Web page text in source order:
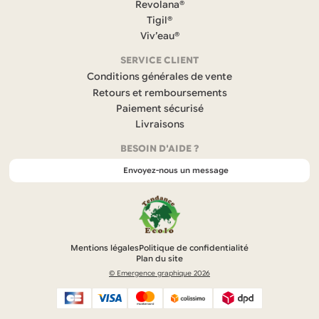
o
o
k
s
’
u
v
r
d
a
n
u
n
n
u
v
e
l
Revolana®
Tigil®
Viv’eau®
SERVICE CLIENT
Conditions générales de vente
Retours et remboursements
Paiement sécurisé
Livraisons
BESOIN D'AIDE ?
Envoyez-nous un message
Mentions légalesPolitique de confidentialité
Plan du site
© Emergence graphique 2026